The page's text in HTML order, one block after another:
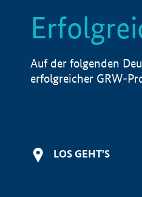
Auf der folgenden
erfolgreicher GRW-
LOS GEHT'S